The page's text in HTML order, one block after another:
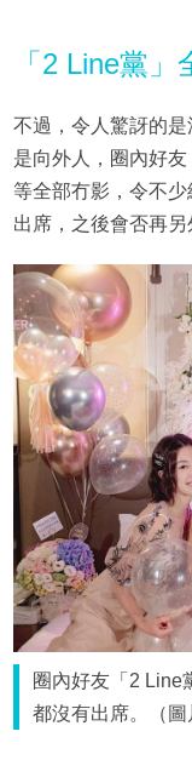
「2 Line黨」
不過，令人驚訝的
是向外人，圈內好
等全部冇影，令不
出席，之後會否再另
圈內好友「2 Line
都沒有出席。（圖